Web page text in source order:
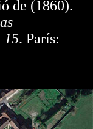
de (1860).
15. París: